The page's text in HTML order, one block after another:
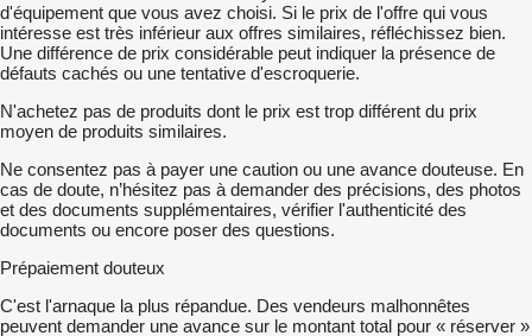
d'équipement que vous avez choisi. Si le prix de l'offre qui vous
intéresse est très inférieur aux offres similaires, réfléchissez bien.
Une différence de prix considérable peut indiquer la présence de
défauts cachés ou une tentative d'escroquerie.
N'achetez pas de produits dont le prix est trop différent du prix
moyen de produits similaires.
Ne consentez pas à payer une caution ou une avance douteuse. En
cas de doute, n’hésitez pas à demander des précisions, des photos
et des documents supplémentaires, vérifier l'authenticité des
documents ou encore poser des questions.
Prépaiement douteux
C'est l'arnaque la plus répandue. Des vendeurs malhonnêtes
peuvent demander une avance sur le montant total pour « réserver »